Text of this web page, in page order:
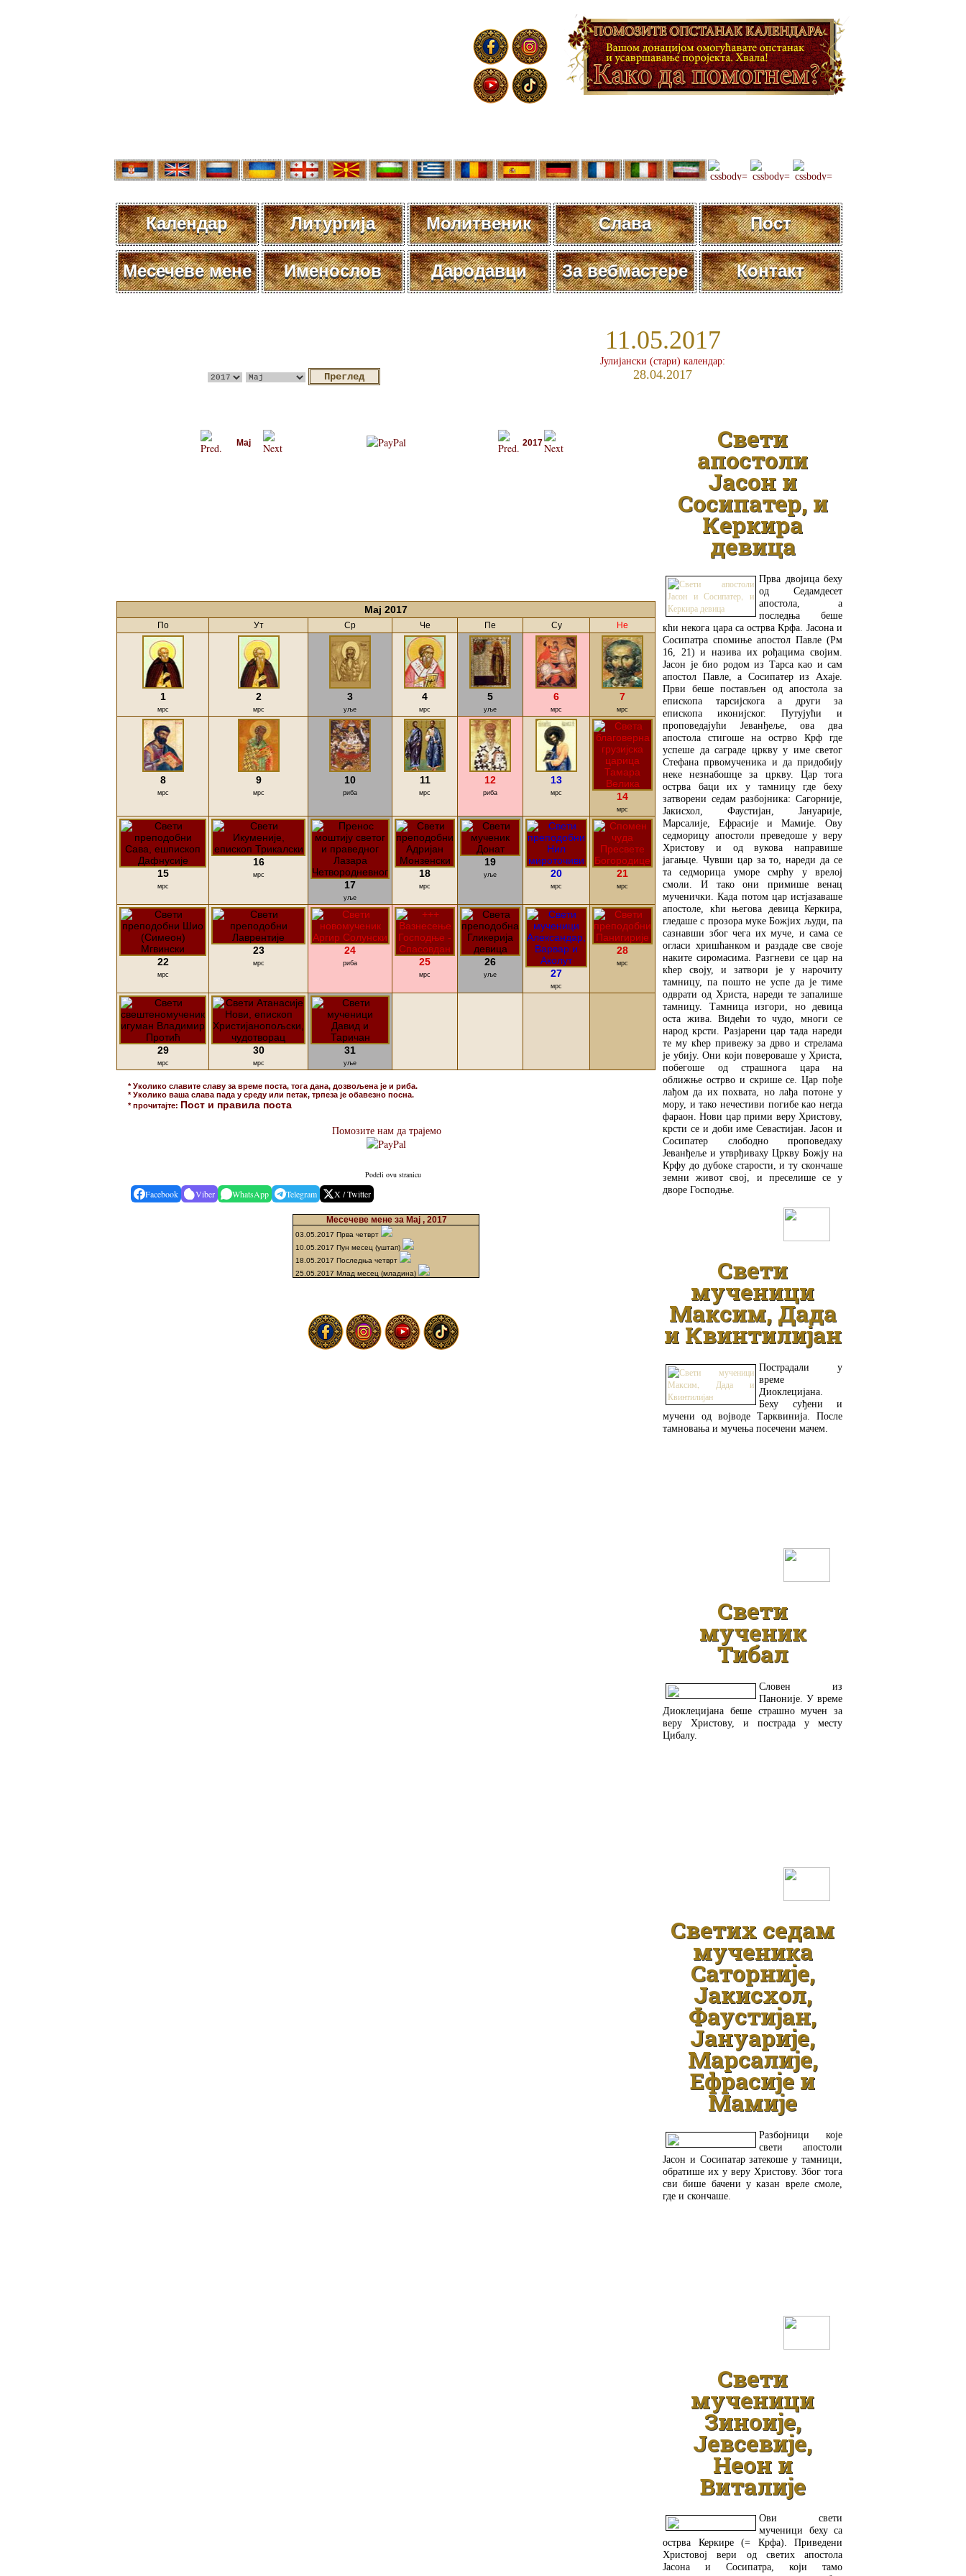
Календар Литургија Молитвеник Слава Пост
Месечеве мене Именослов Дародавци За вебмастере Контакт
11.05.2017
Јулијански (стари) календар:
28.04.2017
Мај 2017 Свети
апостоли
Јасон и
Сосипатер, и
Керкира
девица
Прва двојица беху
од Седамдесет
апостола, а
последња беше
кћи некога цара са острва Крфа. Јасона и
Сосипатра спомиње апостол Павле (Рм
16, 21) и назива их рођацима својим.
Јасон је био родом из Тарса као и сам
апостол Павле, а Сосипатер из Ахаје.
Први беше постављен од апостола за
епископа тарсијскога а други за
епископа иконијског. Путујући и
проповедајући Јеванђеље, ова два
апостола стигоше на острво Крф где
успеше да саграде цркву у име светог
Стефана првомученика и да придобију
неке незнабошце за цркву. Цар тога
острва баци их у тамницу где беху
затворени седам разбојника: Сагорније,
Јакисхол, Фаустијан, Јануарије,
Марсалије, Ефрасије и Мамије. Ову
седморицу апостоли преведоше у веру
Христову и од вукова направише
јагањце. Чувши цар за то, нареди да се
та седморица уморе смрћу у врелој
смоли. И тако они примише венац
мученички. Када потом цар истјазаваше
апостоле, кћи његова девица Керкира,
гледаше с прозора муке Божјих људи, па
сазнавши због чега их муче, и сама се
огласи хришћанком и раздаде све своје
наките сиромасима. Разгневи се цар на
кћер своју, и затвори је у нарочиту
тамницу, па пошто не успе да је тиме
одврати од Христа, нареди те запалише
тамницу. Тамница изгори, но девица
оста жива. Видећи то чудо, многи се
народ крсти. Разјарени цар тада нареди
те му кћер привежу за дрво и стрелама
је убију. Они који повероваше у Христа,
побегоше од страшнога цара на
оближње острво и скрише се. Цар пође
лађом да их похвата, но лађа потоне у
мору, и тако нечестиви погибе као негда
фараон. Нови цар прими веру Христову,
крсти се и доби име Севастијан. Јасон и
Сосипатер слободно проповедаху
Јеванђеље и утврђиваху Цркву Божју на
Крфу до дубоке старости, и ту скончаше
земни живот свој, и преселише се у
дворе Господње.
Свети
мученици
Максим, Дада
и Квинтилијан
Пострадали у
време
Диоклецијана.
Беху суђени и
мучени од војводе Тарквинија. После
тамновања и мучења посечени мачем.
Свети
мученик
Тибал
Словен из
Паноније. У време
Диоклецијана беше страшно мучен за
веру Христову, и пострада у месту
Цибалу.
Светих седам
мученика
Саторније,
Јакисхол,
Фаустијан,
Јануарије,
Марсалије,
Ефрасије и
Мамије
Разбојници које
свети апостоли
Јасон и Сосипатар затекоше у тамници,
обратише их у веру Христову. Због тога
сви бише бачени у казан вреле смоле,
где и скончаше.
Свети
мученици
Зиноије,
Јевсевије,
Неон и
Виталије
Ови свети
мученици беху са
острва Керкире (= Крфа). Приведени
Христовој вери од светих апостола
Јасона и Сосипатра, који тамо
Мај 2017
По Ут Ср Че Пе Су Не
1
мрс
2
мрс
3
уље
4
мрс
5
уље
6
мрс
7
мрс
8
мрс
9
мрс
10
риба
11
мрс
12
риба
13
мрс 14
мрс
15
мрс
16
мрс
17
уље
18
мрс
19
уље 20
мрс
21
мрс
22
мрс
23
мрс
24
риба 25
мрс
26
уље 27
мрс
28
мрс
29
мрс
30
мрс
31
уље
* Уколико славите славу за време поста, тога дана, дозвољена је и риба.
* Уколико ваша слава пада у среду или петак, трпеза је обавезно посна.
* прочитајте: Пост и правила поста
Помозите нам да трајемо
Podeli ovu stranicu
Facebook Viber WhatsApp Telegram X / Twitter
Месечеве мене за Мај , 2017
03.05.2017 Прва четврт
10.05.2017 Пун месец (уштап)
18.05.2017 Последња четврт
25.05.2017 Млад месец (младина)